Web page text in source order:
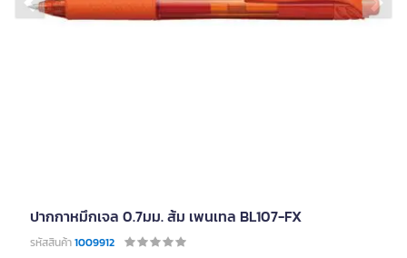
Previous slide
ปากกาหมึกเจล 0.7มม. ส้ม เพนเทล BL107-FX
รหัสสินค้า1009912